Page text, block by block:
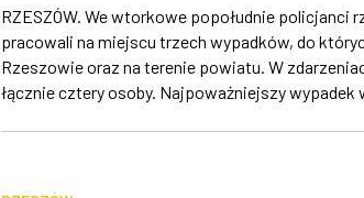
RZESZÓW. We wtorkowe popołudnie policjanci
pracowali na miejscu trzech wypadków, do
Rzeszowie oraz na terenie powiatu. W
łącznie cztery osoby. Najpoważniejszy wypadek